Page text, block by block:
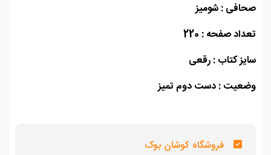
: شومیز
صفحه : 220
کتاب : رقعی
: دست دوم تمیز
فروشگاه کوشان بوک